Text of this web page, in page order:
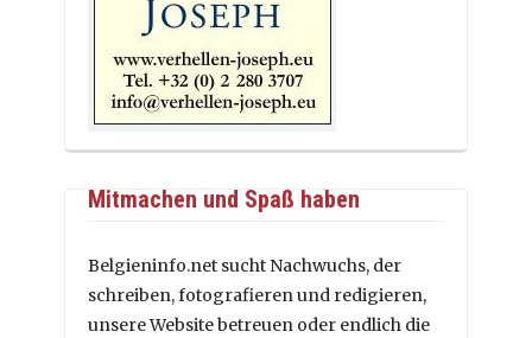
Mitmachen und Spaß haben
Belgieninfo.net sucht Nachwuchs, der
schreiben, fotografieren und redigieren,
unsere Website betreuen oder endlich die